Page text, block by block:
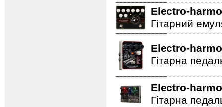
Electro-
Гітарний
Electro-
Гітарна
Electro-
Гітарна